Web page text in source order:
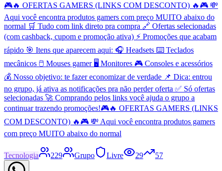
🎮🔥 OFERTAS GAMERS (LINKS COM DESCONTO) 🔥🎮 💸
Aqui você encontra produtos gamers com preço MUITO abaixo do
normal 🛒 Tudo com link direto pra compra 🔗 Ofertas selecionadas
(com cashback, cupom e promoção ativa) ⚡ Promoções que acabam
rápido 🎯 Itens que aparecem aqui: 🎧 Headsets ⌨️ Teclados
mecânicos 🖱️ Mouses gamer 🖥️ Monitores 🎮 Consoles e acessórios
💰 Nosso objetivo: te fazer economizar de verdade 📌 Dica: entrou
no grupo, já ativa as notificações pra não perder oferta ✅ Só ofertas
selecionadas 🚀 Comprando pelos links você ajuda o grupo a
continuar trazendo promoções!🎮🔥 OFERTAS GAMERS (LINKS
COM DESCONTO) 🔥🎮 💸 Aqui você encontra produtos gamers
com preço MUITO abaixo do normal
Tecnologia 229 Grupo Livre 29 57